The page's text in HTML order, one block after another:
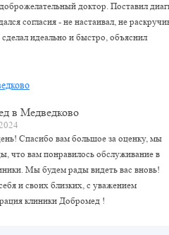
доктор. Поставил
согласия - не настаивал, не
идеально и быстро, объяснил
в Медведково
Спасибо вам большое за оценку, мы
что вам понравилось обслуживание в
Мы будем рады видеть вас вновь!
и своих близких, с уважением
клиники Добромед !